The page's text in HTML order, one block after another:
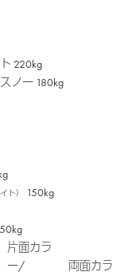
220kg
ノー 180kg
ト）
150kg
片面カラ
ー/
両面カラ